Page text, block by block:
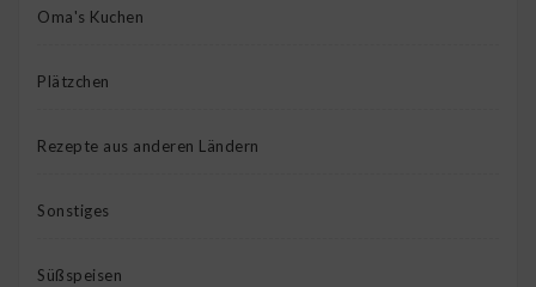
Oma's Kuchen
Plätzchen
Rezepte aus anderen Ländern
Sonstiges
Süßspeisen